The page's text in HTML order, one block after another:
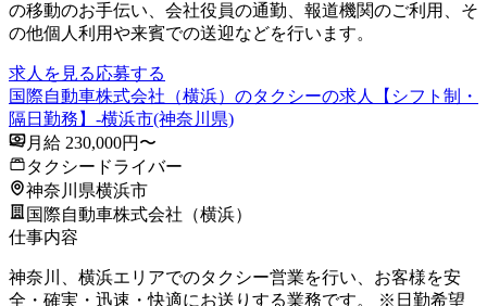
の移動のお手伝い、会社役員の通勤、報道機関のご利用、そ
の他個人利用や来賓での送迎などを行います。
求人を見る応募する
国際自動車株式会社（横浜）のタクシーの求人【シフト制・
隔日勤務】-横浜市(神奈川県)
月給 230,000円〜
タクシードライバー
神奈川県横浜市
国際自動車株式会社（横浜）
仕事内容
神奈川、横浜エリアでのタクシー営業を行い、お客様を安
全・確実・迅速・快適にお送りする業務です。 ※日勤希望